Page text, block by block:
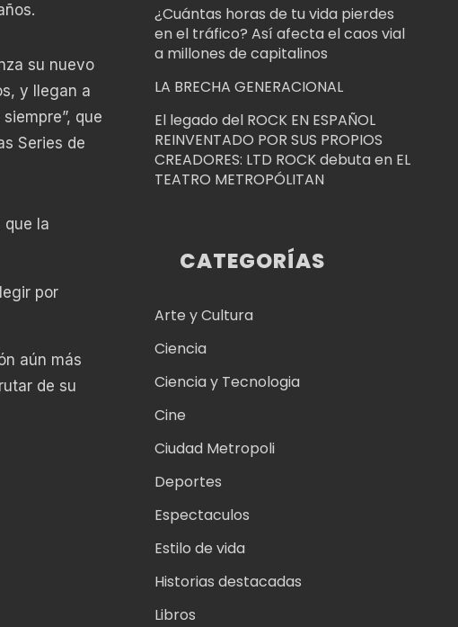
su nuevo
y llegan a
que
Series de
que la
por
aún más
de su
¿Cuántas horas de tu vida pierdes
en el tráfico? Así afecta el caos vial
a millones de capitalinos
LA BRECHA GENERACIONAL
El legado del ROCK EN ESPAÑOL
REINVENTADO POR SUS PROPIOS
CREADORES: LTD ROCK debuta en EL
TEATRO METROPÓLITAN
CATEGORÍAS
Arte y Cultura
Ciencia
Ciencia y Tecnologia
Cine
Ciudad Metropoli
Deportes
Espectaculos
Estilo de vida
Historias destacadas
Libros